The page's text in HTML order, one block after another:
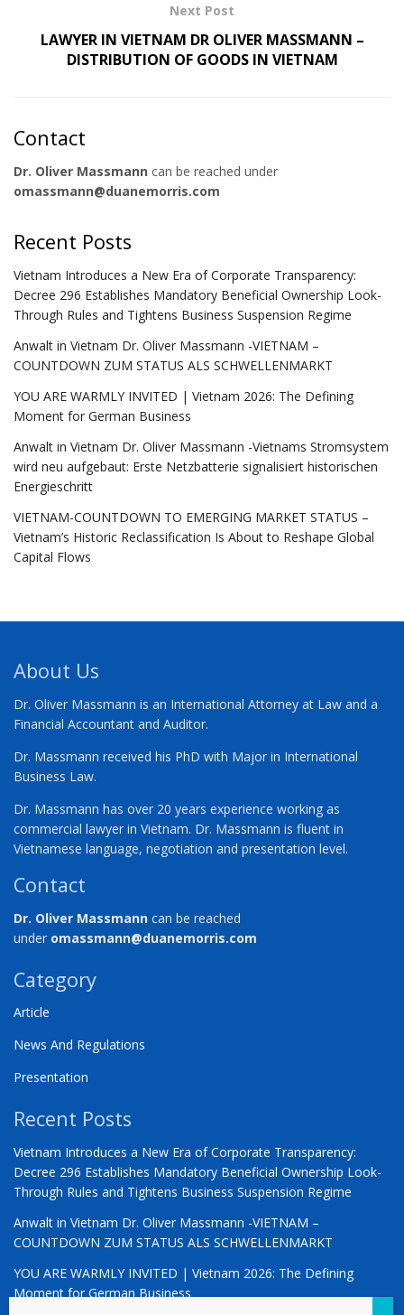
Next Post
LAWYER IN VIETNAM DR OLIVER MASSMANN –
DISTRIBUTION OF GOODS IN VIETNAM
Contact
Dr. Oliver Massmann can be reached under
omassmann@duanemorris.com
Recent Posts
Vietnam Introduces a New Era of Corporate Transparency:
Decree 296 Establishes Mandatory Beneficial Ownership Look-
Through Rules and Tightens Business Suspension Regime
Anwalt in Vietnam Dr. Oliver Massmann -VIETNAM –
COUNTDOWN ZUM STATUS ALS SCHWELLENMARKT
YOU ARE WARMLY INVITED | Vietnam 2026: The Defining
Moment for German Business
Anwalt in Vietnam Dr. Oliver Massmann -Vietnams Stromsystem
wird neu aufgebaut: Erste Netzbatterie signalisiert historischen
Energieschritt
VIETNAM-COUNTDOWN TO EMERGING MARKET STATUS –
Vietnam’s Historic Reclassification Is About to Reshape Global
Capital Flows
About Us
Dr. Oliver Massmann is an International Attorney at Law and a
Financial Accountant and Auditor.
Dr. Massmann received his PhD with Major in International
Business Law.
Dr. Massmann has over 20 years experience working as
commercial lawyer in Vietnam. Dr. Massmann is fluent in
Vietnamese language, negotiation and presentation level.
Contact
Dr. Oliver Massmann can be reached
under omassmann@duanemorris.com
Category
Article
News And Regulations
Presentation
Recent Posts
Vietnam Introduces a New Era of Corporate Transparency:
Decree 296 Establishes Mandatory Beneficial Ownership Look-
Through Rules and Tightens Business Suspension Regime
Anwalt in Vietnam Dr. Oliver Massmann -VIETNAM –
COUNTDOWN ZUM STATUS ALS SCHWELLENMARKT
YOU ARE WARMLY INVITED | Vietnam 2026: The Defining
Moment for German Business